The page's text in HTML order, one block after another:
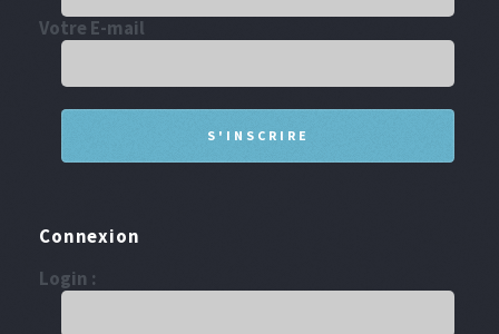
Votre E-mail
Connexion
Login :